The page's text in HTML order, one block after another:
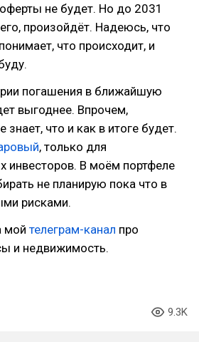
не будет. Но до 2031
произойдёт. Надеюсь, что
что происходит, и
погашения в ближайшую
выгоднее. Впрочем,
знает, что и как в итоге будет.
, только для
инвесторов. В моём портфеле
не планирую пока что в
рисками.
мой телеграм-канал про
и недвижимость.
9.3K